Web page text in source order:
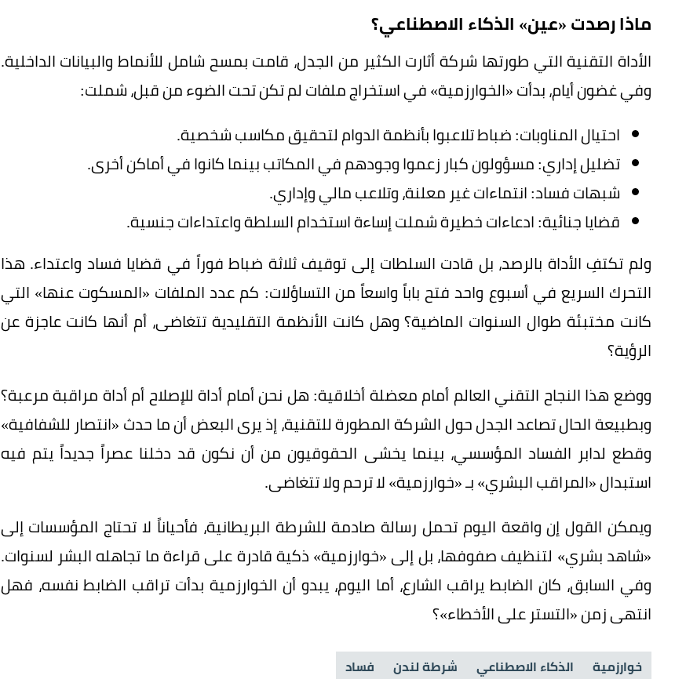
ماذا رصدت «عين» الذكاء الاصطناعي؟
الأداة التقنية التي طورتها شركة أثارت الكثير من الجدل، قامت بمسح شامل للأنماط والبيانات الداخلية.
وفي غضون أيام، بدأت «الخوارزمية» في استخراج ملفات لم تكن تحت الضوء من قبل، شملت:
احتيال المناوبات: ضباط تلاعبوا بأنظمة الدوام لتحقيق مكاسب شخصية.
تضليل إداري: مسؤولون كبار زعموا وجودهم في المكاتب بينما كانوا في أماكن أخرى.
شبهات فساد: انتماءات غير معلنة، وتلاعب مالي وإداري.
قضايا جنائية: ادعاءات خطيرة شملت إساءة استخدام السلطة واعتداءات جنسية.
ولم تكتفِ الأداة بالرصد، بل قادت السلطات إلى توقيف ثلاثة ضباط فوراً في قضايا فساد واعتداء. هذا
التحرك السريع في أسبوع واحد فتح باباً واسعاً من التساؤلات: كم عدد الملفات «المسكوت عنها» التي
كانت مختبئة طوال السنوات الماضية؟ وهل كانت الأنظمة التقليدية تتغاضى، أم أنها كانت عاجزة عن
الرؤية؟
ووضع هذا النجاح التقني العالم أمام معضلة أخلاقية: هل نحن أمام أداة للإصلاح أم أداة مراقبة مرعبة؟
وبطبيعة الحال تصاعد الجدل حول الشركة المطورة للتقنية، إذ يرى البعض أن ما حدث «انتصار للشفافية»
وقطع لدابر الفساد المؤسسي، بينما يخشى الحقوقيون من أن نكون قد دخلنا عصراً جديداً يتم فيه
استبدال «المراقب البشري» بـ «خوارزمية» لا ترحم ولا تتغاضى.
ويمكن القول إن واقعة اليوم تحمل رسالة صادمة للشرطة البريطانية، فأحياناً لا تحتاج المؤسسات إلى
«شاهد بشري» لتنظيف صفوفها، بل إلى «خوارزمية» ذكية قادرة على قراءة ما تجاهله البشر لسنوات.
وفي السابق، كان الضابط يراقب الشارع، أما اليوم، يبدو أن الخوارزمية بدأت تراقب الضابط نفسه، فهل
انتهى زمن «التستر على الأخطاء»؟
خوارزمية الذكاء الاصطناعي شرطة لندن فساد